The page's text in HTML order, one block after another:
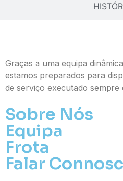
Graças a uma equipa
estamos preparados para
de serviço executado sempre
Sobre Nós
Equipa
Frota
Falar